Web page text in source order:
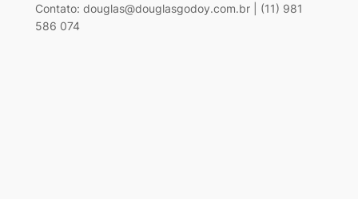
Contato: douglas@douglasgodoy.com.br | (11) 981
586 074